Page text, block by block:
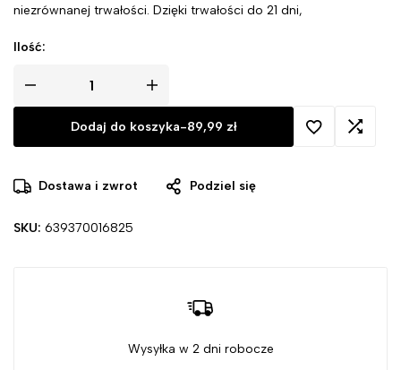
niezrównanej trwałości. Dzięki trwałości do 21 dni,
łatwemu usuwaniu w ciągu zaledwie kilku minut, ten hybrydowy
klientów.
Ilość:
Dodaj do koszyka-89,99 zł
Dostawa i zwrot Podziel się
SKU: 639370016825
Wysyłka w 2 dni robocze